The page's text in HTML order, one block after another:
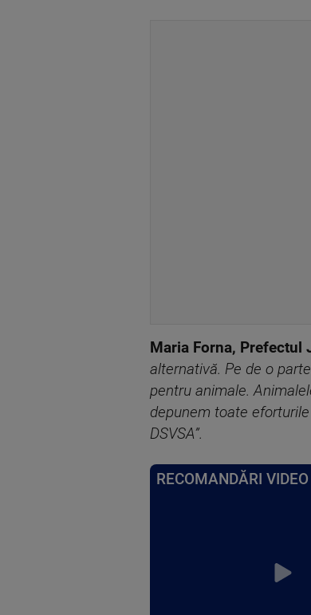
Maria Forna, Prefectul
alternativă. Pe de o
pentru animale.
depunem toate
DSVSA”.
RECOMANDĂRI VIDEO